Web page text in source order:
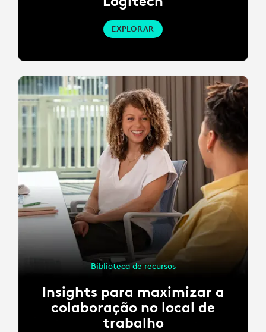
EXPLORAR
Biblioteca de recursos
Insights para maximizar a
colaboração no local de
trabalho